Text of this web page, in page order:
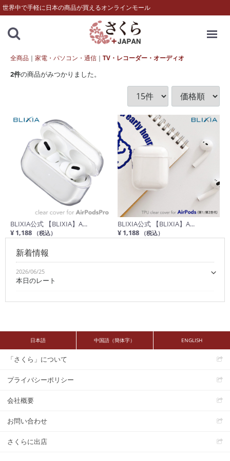
世界中で手軽に日本の商品が買えるオンラインモール
全商品 家電・パソコン・通信 TV・レコーダー・オーディオ
2件の商品がみつかりました。
BLIXIA公式 【BLIXIA】A...
¥ 1,188
（税込）
BLIXIA公式 【BLIXIA】A...
¥ 1,188
（税込）
新着情報
2026/06/25
本日のレート
日本語 中国語（簡体字） ENGLISH
「さくら」について
プライバシーポリシー
会社概要
お問い合わせ
さくらに出店